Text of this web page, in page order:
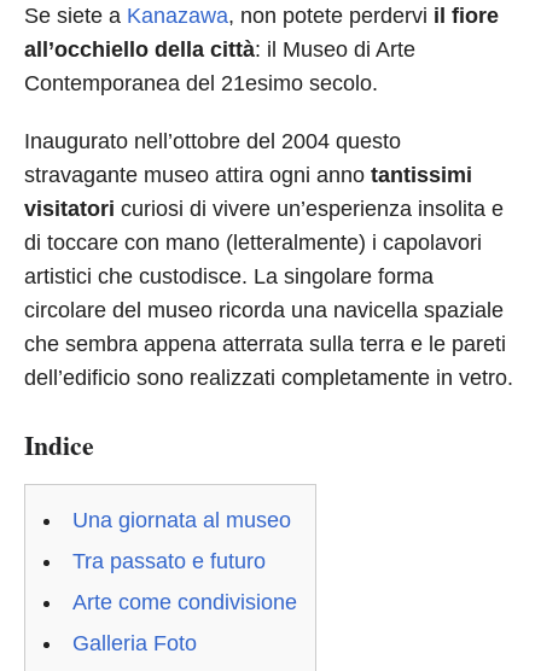
Se siete a Kanazawa, non potete perdervi il fiore
all’occhiello della città: il Museo di Arte
Contemporanea del 21esimo secolo.
Inaugurato nell’ottobre del 2004 questo
stravagante museo attira ogni anno tantissimi
visitatori curiosi di vivere un’esperienza insolita e
di toccare con mano (letteralmente) i capolavori
artistici che custodisce. La singolare forma
circolare del museo ricorda una navicella spaziale
che sembra appena atterrata sulla terra e le pareti
dell’edificio sono realizzati completamente in vetro.
Indice
Una giornata al museo
Tra passato e futuro
Arte come condivisione
Galleria Foto